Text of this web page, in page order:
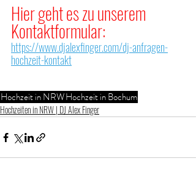
Hier geht es zu unserem
Kontaktformular:
https://www.djalexfinger.com/dj-anfragen-
hochzeit-kontakt
Hochzeit in NRWHochzeit in Bochum
Hochzeiten in NRW | DJ Alex Finger